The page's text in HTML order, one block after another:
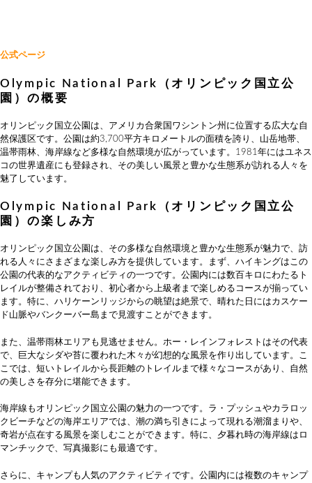
公式ページ
Olympic National Park（オリンピック国立公
園）の概要
オリンピック国立公園は、アメリカ合衆国ワシントン州に位置する広大な自
然保護区です。公園は約3,700平方キロメートルの面積を誇り、山岳地帯、
温帯雨林、海岸線など多様な自然環境が広がっています。1981年にはユネス
コの世界遺産にも登録され、その美しい風景と豊かな生態系が訪れる人々を
魅了しています。
Olympic National Park（オリンピック国立公
園）の楽しみ方
オリンピック国立公園は、その多様な自然環境と豊かな生態系が魅力で、訪
れる人々にさまざまな楽しみ方を提供しています。まず、ハイキングはこの
公園の代表的なアクティビティの一つです。公園内には数百キロにわたるト
レイルが整備されており、初心者から上級者まで楽しめるコースが揃ってい
ます。特に、ハリケーンリッジからの眺望は絶景で、晴れた日にはカスケー
ド山脈やバンクーバー島まで見渡すことができます。
また、温帯雨林エリアも見逃せません。ホー・レインフォレストはその代表
で、巨大なシダや苔に覆われた木々が幻想的な風景を作り出しています。こ
こでは、短いトレイルから長距離のトレイルまで様々なコースがあり、自然
の美しさを存分に堪能できます。
海岸線もオリンピック国立公園の魅力の一つです。ラ・プッシュやカラロッ
クビーチなどの海岸エリアでは、潮の満ち引きによって現れる潮溜まりや、
奇岩が点在する風景を楽しむことができます。特に、夕暮れ時の海岸線はロ
マンチックで、写真撮影にも最適です。
さらに、キャンプも人気のアクティビティです。公園内には複数のキャンプ